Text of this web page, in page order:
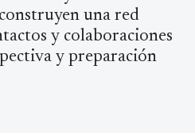
una red
y colaboraciones
y preparación